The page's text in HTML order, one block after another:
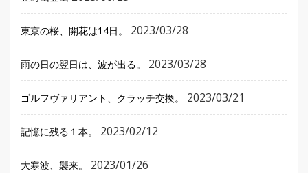
東京の桜、開花は14日。 2023/03/28
雨の日の翌日は、波が出る。 2023/03/28
ゴルフヴァリアント、クラッチ交換。 2023/03/21
記憶に残る１本。 2023/02/12
大寒波、襲来。 2023/01/26